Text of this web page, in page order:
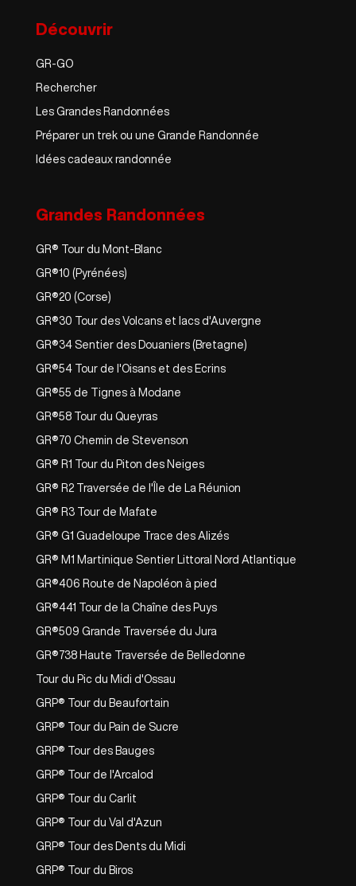
Découvrir
GR-GO
Rechercher
Les Grandes Randonnées
Préparer un trek ou une Grande Randonnée
Idées cadeaux randonnée
Grandes Randonnées
GR® Tour du Mont-Blanc
GR®10 (Pyrénées)
GR®20 (Corse)
GR®30 Tour des Volcans et lacs d'Auvergne
GR®34 Sentier des Douaniers (Bretagne)
GR®54 Tour de l'Oisans et des Ecrins
GR®55 de Tignes à Modane
GR®58 Tour du Queyras
GR®70 Chemin de Stevenson
GR® R1 Tour du Piton des Neiges
GR® R2 Traversée de l'Île de La Réunion
GR® R3 Tour de Mafate
GR® G1 Guadeloupe Trace des Alizés
GR® M1 Martinique Sentier Littoral Nord Atlantique
GR®406 Route de Napoléon à pied
GR®441 Tour de la Chaîne des Puys
GR®509 Grande Traversée du Jura
GR®738 Haute Traversée de Belledonne
Tour du Pic du Midi d'Ossau
GRP® Tour du Beaufortain
GRP® Tour du Pain de Sucre
GRP® Tour des Bauges
GRP® Tour de l'Arcalod
GRP® Tour du Carlit
GRP® Tour du Val d'Azun
GRP® Tour des Dents du Midi
GRP® Tour du Biros